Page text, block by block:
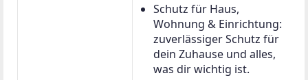
Schutz für Haus,
Wohnung & Einrichtung:
zuverlässiger Schutz für
dein Zuhause und alles,
was dir wichtig ist.